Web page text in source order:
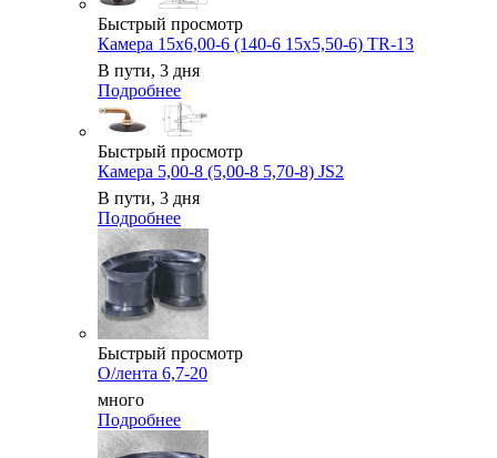
Быстрый просмотр
Камера 15x6,00-6 (140-6 15x5,50-6) TR-13
В пути, 3 дня
Подробнее
Быстрый просмотр
Камера 5,00-8 (5,00-8 5,70-8) JS2
В пути, 3 дня
Подробнее
Быстрый просмотр
О/лента 6,7-20
много
Подробнее